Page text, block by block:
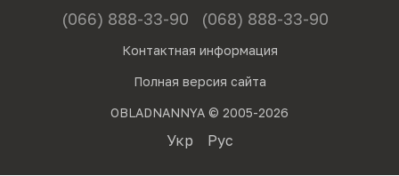
(066) 888-33-90 (068) 888-33-90
Контактная информация
Полная версия сайта
OBLADNANNYA © 2005-2026
Укр Рус